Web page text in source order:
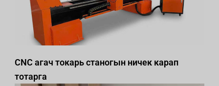
CNC агач токарь станогын ничек карап
тотарга